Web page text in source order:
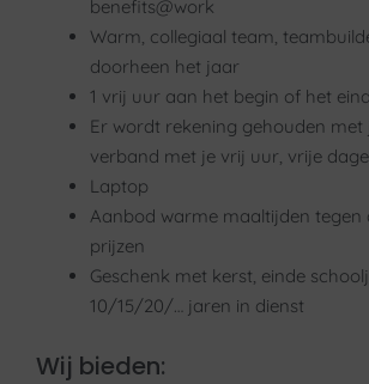
benefits@work
Warm, collegiaal team,
doorheen het jaar
1 vrij uur aan het begin of het
Er wordt rekening gehouden met
verband met je vrij uur, vrije
Laptop
Aanbod warme maaltijden tegen
prijzen
Geschenk met kerst, einde
10/15/20/… jaren in dienst
Wij bieden: